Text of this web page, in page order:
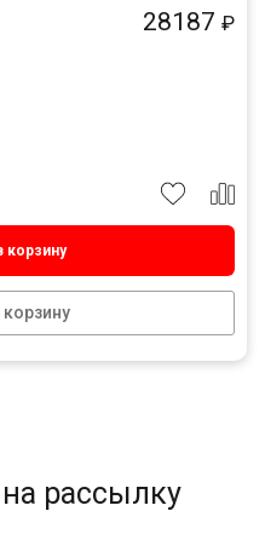
28187 ₽
корзину
корзину
рассылку